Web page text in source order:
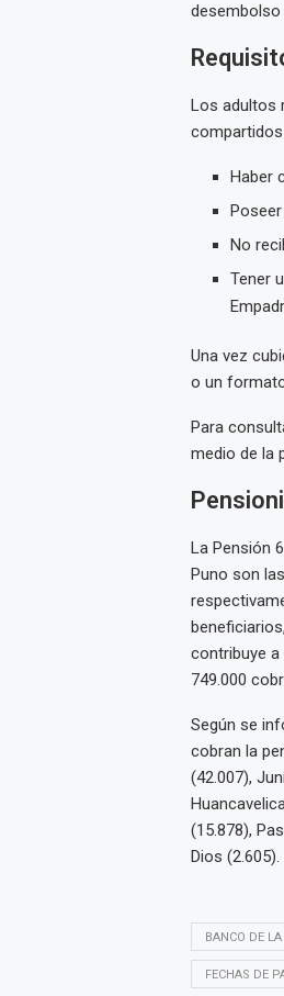
desembolso
Los adultos
Haber
Poseer
No
Tener
Una vez
o un
Para
medio de la
La Pensión
Puno son
contribuye
749.000
Según se
cobran la
(42.007),
(15.878),
Dios (2.605).
BANCO DE
FECHAS DE